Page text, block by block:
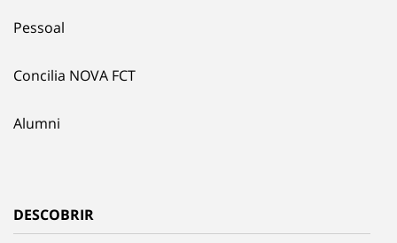
Pessoal
Concilia NOVA FCT
Alumni
DESCOBRIR